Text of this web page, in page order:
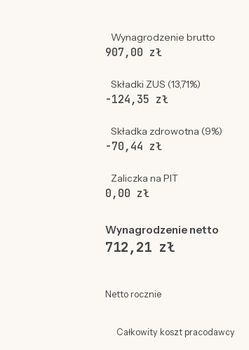
Wynagrodzenie brutto
907,00 zł
Składki ZUS (13,71%)
-124,35 zł
Składka zdrowotna (9%)
-70,44 zł
Zaliczka na PIT
0,00 zł
Wynagrodzenie netto
712,21 zł
Netto rocznie
Całkowity koszt pracodawcy